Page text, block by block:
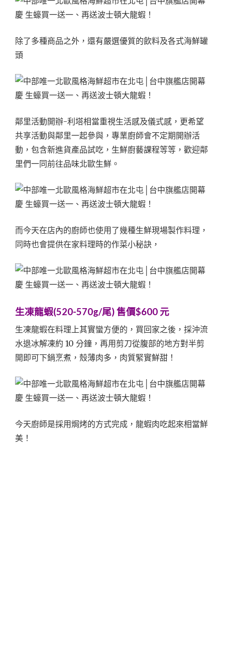
除了多種商品之外，還有嚴選優質的飲料及各式海鮮罐
頭
鄰里活動開辦-利塔相當重視生活感及儀式感，更希望
共享活動與鄰里一起參與，專業廚師會不定期開辦活
動，包含新進貨產品試吃，生鮮廚藝課程等等，歡迎鄰
里們一同前往品味北歐生鮮。
而今天在店內的廚師也使用了幾種生鮮現場製作料理，
同時也會提供在家料理時的作菜小秘訣，
生凍龍蝦(520-570g/尾) 售價$600 元
生凍龍蝦在料理上其實蠻方便的，買回家之後，採沖流
水退冰解凍約 10 分鐘，再用剪刀從腹部的地方對半剪
開即可下鍋烹煮，殼薄肉多，肉質緊實鮮甜！
今天廚師是採用焗烤的方式完成，龍蝦肉吃起來相當鮮
美！